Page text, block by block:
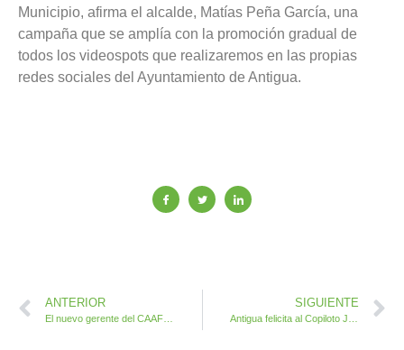
Municipio, afirma el alcalde, Matías Peña García, una
campaña que se amplía con la promoción gradual de
todos los videospots que realizaremos en las propias
redes sociales del Ayuntamiento de Antigua.
ANTERIOR SIGUIENTE